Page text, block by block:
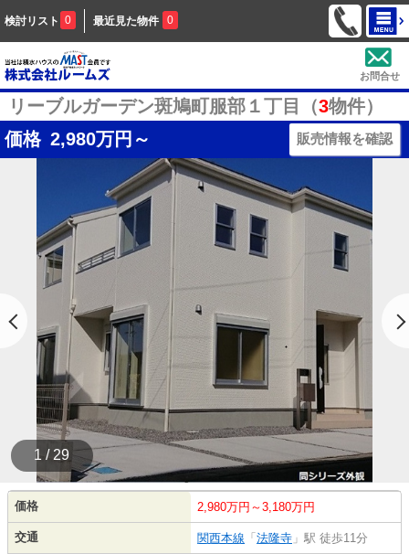
検討リスト 0 最近見た物件 0
お問合せ
リーブルガーデン斑鳩町服部１丁目（3物件）
価格 2,980万円～ 販売情報を確認
1 / 29
価格 2,980万円～3,180万円
交通 関西本線 「 法隆寺 」駅 徒歩11分